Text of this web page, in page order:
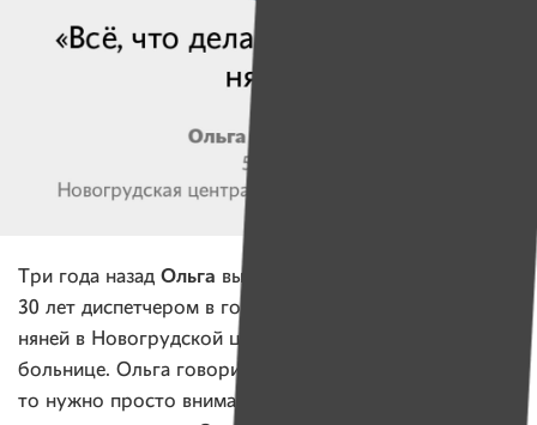
Три года назад Ольга вышла на пенсию, проработав
30 лет диспетчером в горгазе. Уже полгода работает
няней в Новогрудской центральной районной
больнице. Ольга говорит, что все дети разные: кому-
то нужно просто внимание, кому-то ласка, кто-то